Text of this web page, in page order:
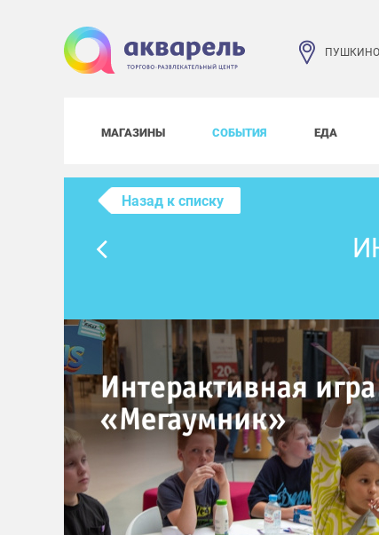
ПУШКИНО
МАГАЗИНЫ СОБЫТИЯ ЕДА
Назад к списку